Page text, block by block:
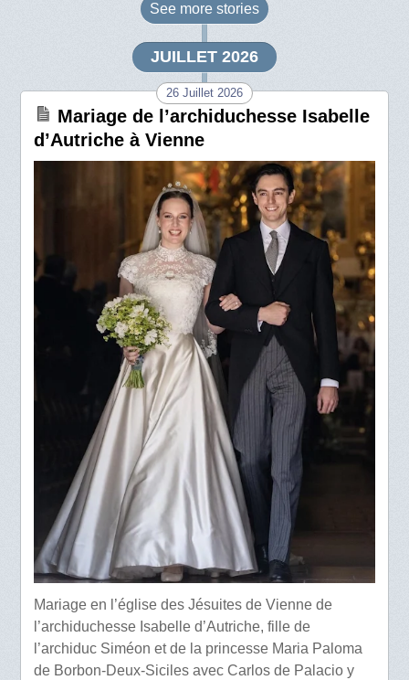
See more stories
JUILLET 2026
26 Juillet 2026
Mariage de l’archiduchesse Isabelle
d’Autriche à Vienne
Mariage en l’église des Jésuites de Vienne de
l’archiduchesse Isabelle d’Autriche, fille de
l’archiduc Siméon et de la princesse Maria Paloma
de Borbon-Deux-Siciles avec Carlos de Palacio y